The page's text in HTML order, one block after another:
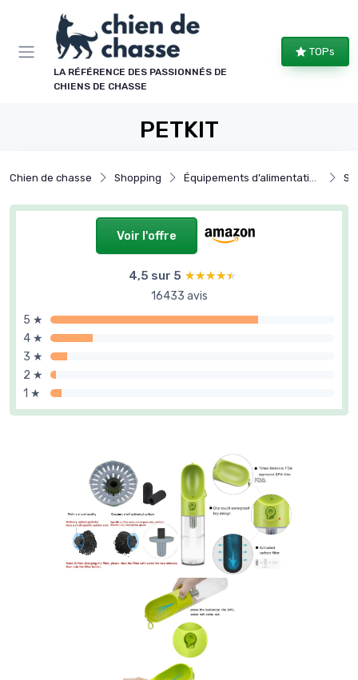
LA RÉFÉRENCE DES PASSIONNÉS DE
CHIENS DE CHASSE
TOPs
PETKIT
Chien de chasse Shopping Équipements d’alimentation et hydratation
Voir l'offre
4,5 sur 5 ★★★★★
★★★★★
16433 avis
5 ★
4 ★
3 ★
2 ★
1 ★
Panneau de gestion des cookies